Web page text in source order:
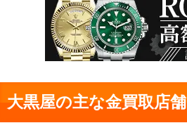
大黒屋の主な金買取店舗